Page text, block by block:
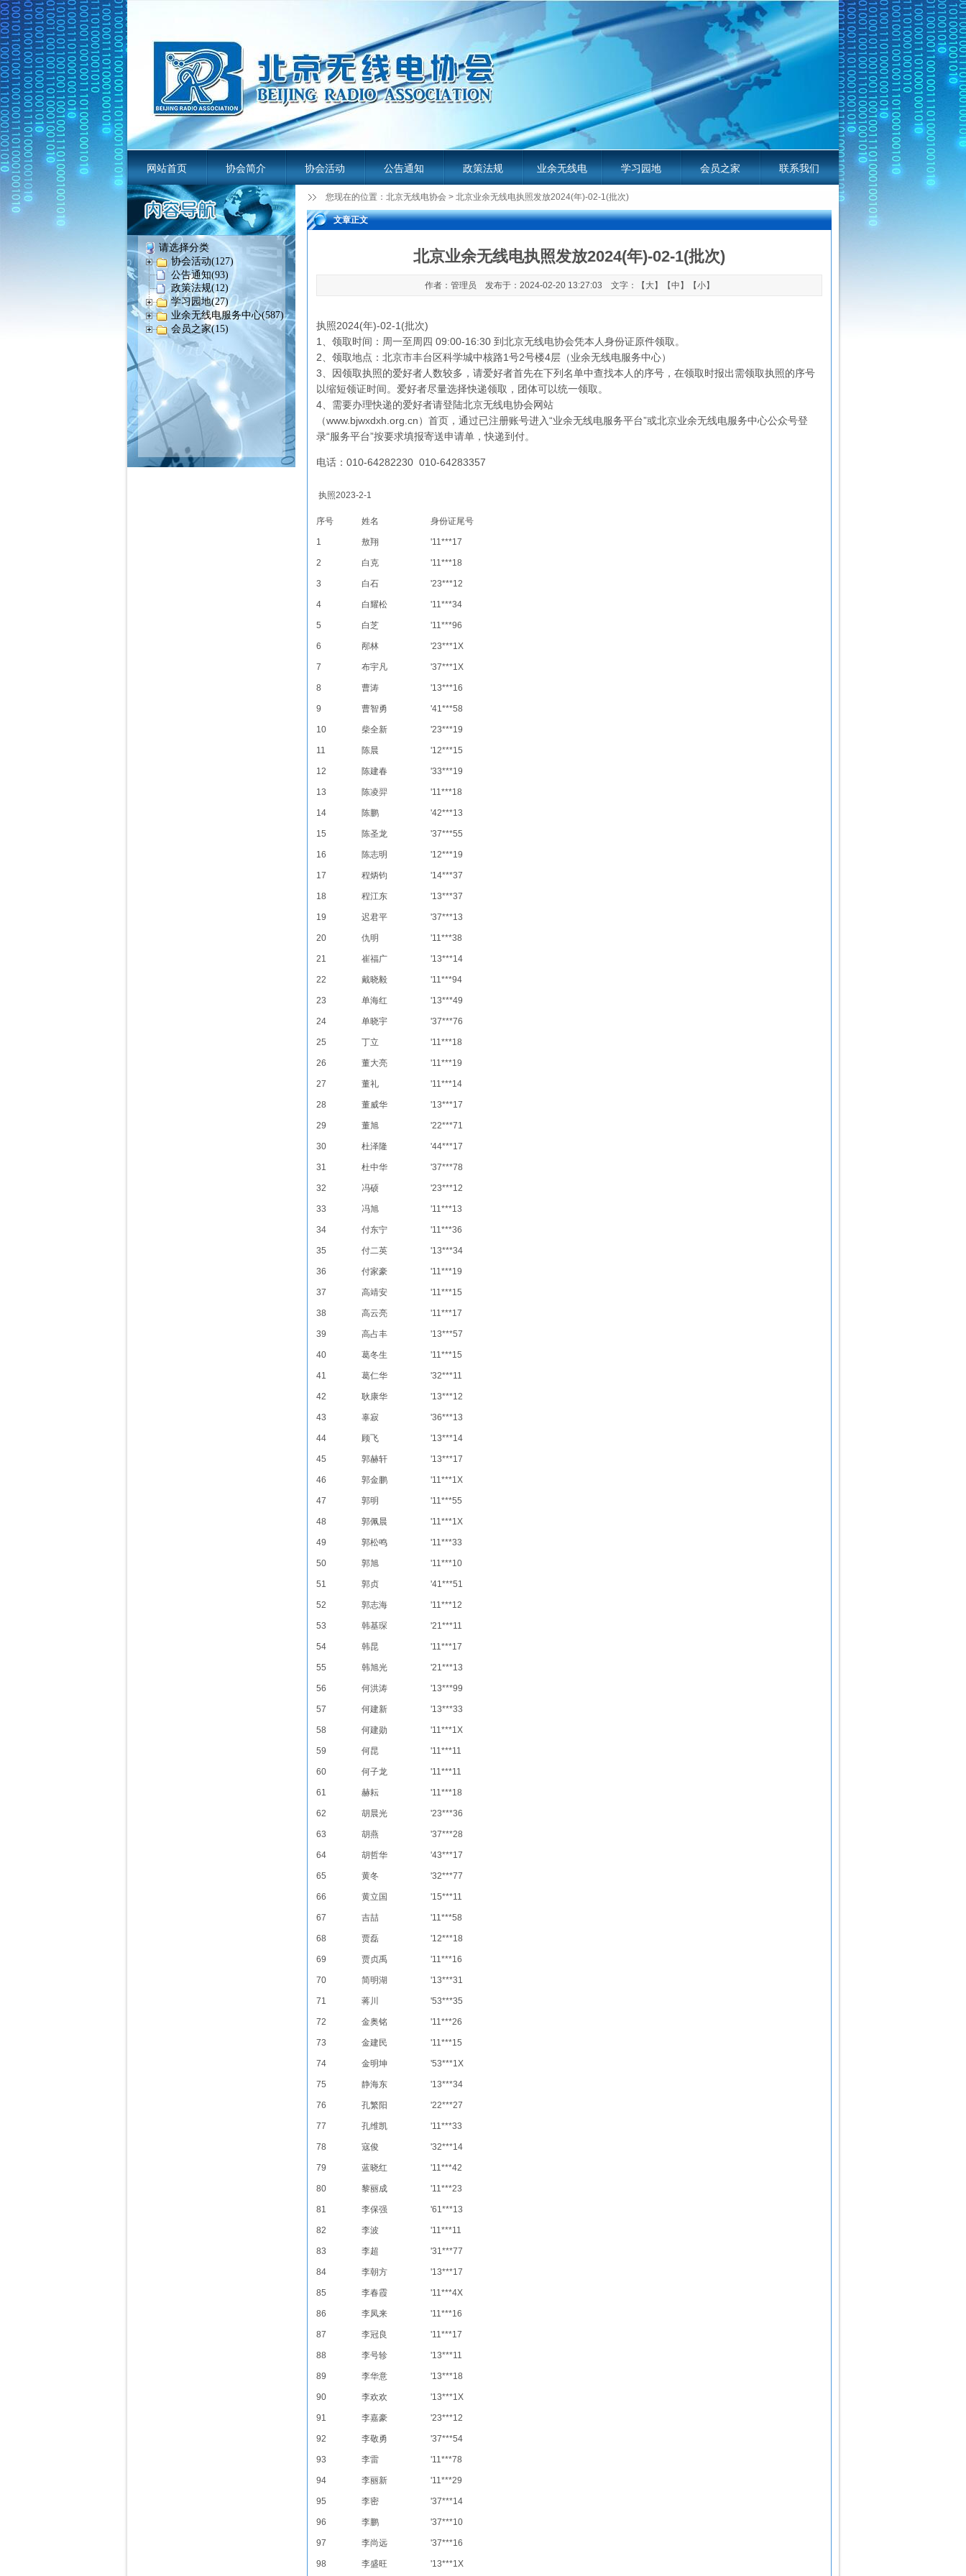
网站首页 协会简介 协会活动 公告通知 政策法规 业余无线电 学习园地 会员之家 联系我们
业余无线电服务平台 业余无线电平台服务指南
您现在的位置： 北京无线电协会 > 北京业余无线电执照发放2024(年)-02-1(批次)
请选择分类
协会活动(127)
公告通知(93)
政策法规(12)
学习园地(27)
业余无线电服务中心(587)
会员之家(15)
文章正文
北京业余无线电执照发放2024(年)-02-1(批次)
作者：管理员 发布于：2024-02-20 13:27:03 文字：【 大】【中 】【小】
执照2024(年)-02-1(批次)
1、领取时间：周一至周四 09:00-16:30 到北京无线电协会凭本人身份证原件领取。
2、领取地点：北京市丰台区科学城中核路1号2号楼4层（业余无线电服务中心）
3、因领取执照的爱好者人数较多，请爱好者首先在下列名单中查找本人的序号，在领取时报出需领取执照的序号
以缩短领证时间。爱好者尽量选择快递领取，团体可以统一领取。
4、需要办理快递的爱好者请登陆北京无线电协会网站
（www.bjwxdxh.org.cn）首页，通过已注册账号进入“业余无线电服务平台”或北京业余无线电服务中心公众号登
录“服务平台”按要求填报寄送申请单，快递到付。
电话：010-64282230 010-64283357
执照2023-2-1
序号 姓名 身份证尾号
1 敖翔 '11***17
2 白克 '11***18
3 白石 '23***12
4 白耀松 '11***34
5 白芝 '11***96
6 邴林 '23***1X
7 布宇凡 '37***1X
8 曹涛 '13***16
9 曹智勇 '41***58
10 柴全新 '23***19
11 陈晨 '12***15
12 陈建春 '33***19
13 陈凌羿 '11***18
14 陈鹏 '42***13
15 陈圣龙 '37***55
16 陈志明 '12***19
17 程炳钧 '14***37
18 程江东 '13***37
19 迟君平 '37***13
20 仇明 '11***38
21 崔福广 '13***14
22 戴晓毅 '11***94
23 单海红 '13***49
24 单晓宇 '37***76
25 丁立 '11***18
26 董大亮 '11***19
27 董礼 '11***14
28 董威华 '13***17
29 董旭 '22***71
30 杜泽隆 '44***17
31 杜中华 '37***78
32 冯硕 '23***12
33 冯旭 '11***13
34 付东宁 '11***36
35 付二英 '13***34
36 付家豪 '11***19
37 高靖安 '11***15
38 高云亮 '11***17
39 高占丰 '13***57
40 葛冬生 '11***15
41 葛仁华 '32***11
42 耿康华 '13***12
43 辜寂 '36***13
44 顾飞 '13***14
45 郭赫轩 '13***17
46 郭金鹏 '11***1X
47 郭明 '11***55
48 郭佩晨 '11***1X
49 郭松鸣 '11***33
50 郭旭 '11***10
51 郭贞 '41***51
52 郭志海 '11***12
53 韩基琛 '21***11
54 韩昆 '11***17
55 韩旭光 '21***13
56 何洪涛 '13***99
57 何建新 '13***33
58 何建勋 '11***1X
59 何昆 '11***11
60 何子龙 '11***11
61 赫耘 '11***18
62 胡晨光 '23***36
63 胡燕 '37***28
64 胡哲华 '43***17
65 黄冬 '32***77
66 黄立国 '15***11
67 吉喆 '11***58
68 贾磊 '12***18
69 贾贞禹 '11***16
70 简明湖 '13***31
71 蒋川 '53***35
72 金奥铭 '11***26
73 金建民 '11***15
74 金明坤 '53***1X
75 静海东 '13***34
76 孔繁阳 '22***27
77 孔维凯 '11***33
78 寇俊 '32***14
79 蓝晓红 '11***42
80 黎丽成 '11***23
81 李保强 '61***13
82 李波 '11***11
83 李超 '31***77
84 李朝方 '13***17
85 李春霞 '11***4X
86 李凤来 '11***16
87 李冠良 '11***17
88 李号轸 '13***11
89 李华意 '13***18
90 李欢欢 '13***1X
91 李嘉豪 '23***12
92 李敬勇 '37***54
93 李雷 '11***78
94 李丽新 '11***29
95 李密 '37***14
96 李鹏 '37***10
97 李尚远 '37***16
98 李盛旺 '13***1X